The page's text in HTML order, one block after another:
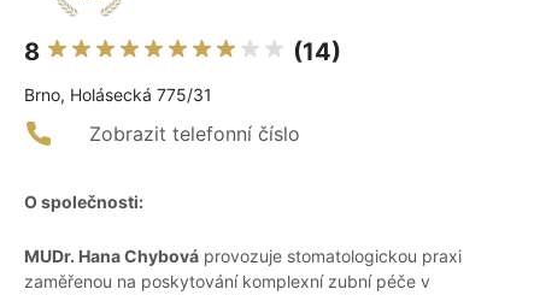
8 (14)
Brno, Holásecká 775/31
Zobrazit telefonní číslo
O společnosti:
MUDr. Hana Chybová provozuje stomatologickou praxi
zaměřenou na poskytování komplexní zubní péče v